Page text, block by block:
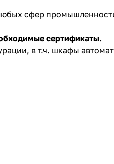
сфер
сертификаты.
в т.ч. шкафы